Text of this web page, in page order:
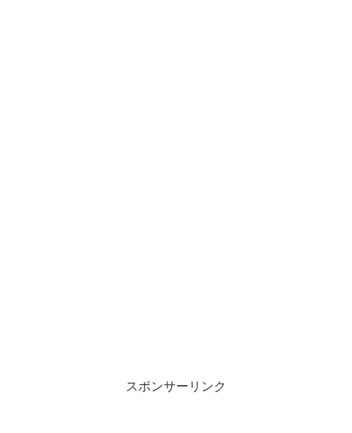
スポンサーリンク